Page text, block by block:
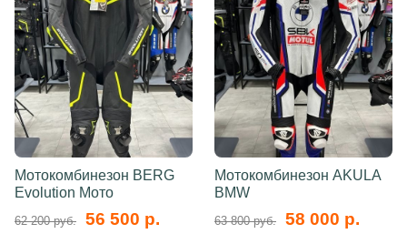
Мотокомбинезон BERG
Evolution Мото
62 200 руб. 56 500 р.
Мотокомбинезон AKULA
BMW
63 800 руб. 58 000 р.